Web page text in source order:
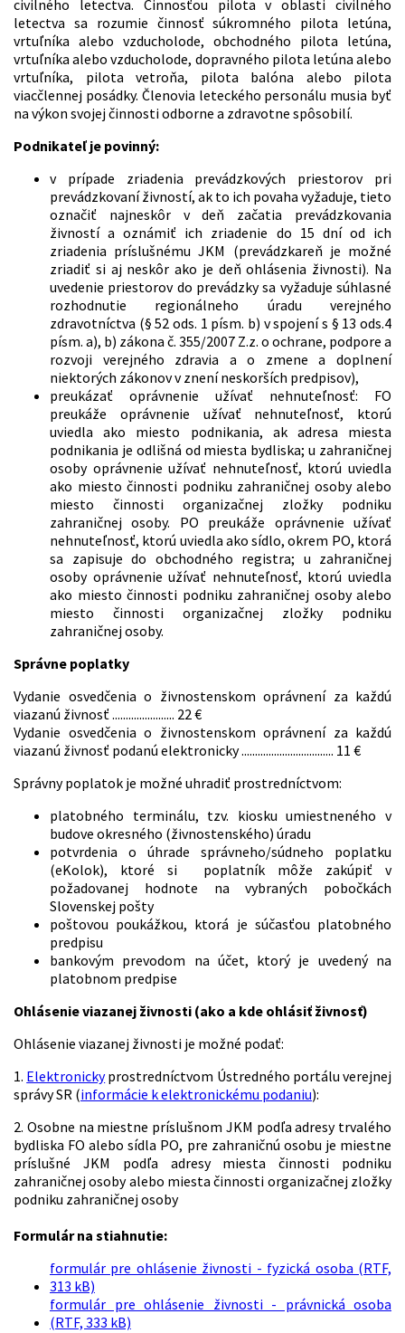
civilného letectva. Činnosťou pilota v oblasti civilného
letectva sa rozumie činnosť súkromného pilota letúna,
vrtuľníka alebo vzducholode, obchodného pilota letúna,
vrtuľníka alebo vzducholode, dopravného pilota letúna alebo
vrtuľníka, pilota vetroňa, pilota balóna alebo pilota
viacčlennej posádky. Členovia leteckého personálu musia byť
na výkon svojej činnosti odborne a zdravotne spôsobilí.
Podnikateľ je povinný:
v prípade zriadenia prevádzkových priestorov pri
prevádzkovaní živností, ak to ich povaha vyžaduje, tieto
označiť najneskôr v deň začatia prevádzkovania
živností a oznámiť ich zriadenie do 15 dní od ich
zriadenia príslušnému JKM (prevádzkareň je možné
zriadiť si aj neskôr ako je deň ohlásenia živnosti). Na
uvedenie priestorov do prevádzky sa vyžaduje súhlasné
rozhodnutie regionálneho úradu verejného
zdravotníctva (§ 52 ods. 1 písm. b) v spojení s § 13 ods.4
písm. a), b) zákona č. 355/2007 Z.z. o ochrane, podpore a
rozvoji verejného zdravia a o zmene a doplnení
niektorých zákonov v znení neskorších predpisov),
preukázať oprávnenie užívať nehnuteľnosť: FO
preukáže oprávnenie užívať nehnuteľnosť, ktorú
uviedla ako miesto podnikania, ak adresa miesta
podnikania je odlišná od miesta bydliska; u zahraničnej
osoby oprávnenie užívať nehnuteľnosť, ktorú uviedla
ako miesto činnosti podniku zahraničnej osoby alebo
miesto činnosti organizačnej zložky podniku
zahraničnej osoby. PO preukáže oprávnenie užívať
nehnuteľnosť, ktorú uviedla ako sídlo, okrem PO, ktorá
sa zapisuje do obchodného registra; u zahraničnej
osoby oprávnenie užívať nehnuteľnosť, ktorú uviedla
ako miesto činnosti podniku zahraničnej osoby alebo
miesto činnosti organizačnej zložky podniku
zahraničnej osoby.
Správne poplatky
Vydanie osvedčenia o živnostenskom oprávnení za každú
viazanú živnosť ....................... 22 €
Vydanie osvedčenia o živnostenskom oprávnení za každú
viazanú živnosť podanú elektronicky .................................. 11 €
Správny poplatok je možné uhradiť prostredníctvom:
platobného terminálu, tzv. kiosku umiestneného v
budove okresného (živnostenského) úradu
potvrdenia o úhrade správneho/súdneho poplatku
(eKolok), ktoré si poplatník môže zakúpiť v
požadovanej hodnote na vybraných pobočkách
Slovenskej pošty
poštovou poukážkou, ktorá je súčasťou platobného
predpisu
bankovým prevodom na účet, ktorý je uvedený na
platobnom predpise
Ohlásenie viazanej živnosti (ako a kde ohlásiť živnosť)
Ohlásenie viazanej živnosti je možné podať:
1. Elektronickyprostredníctvom Ústredného portálu verejnej
správy SR (informácie k elektronickému podaniu):
2. Osobne na miestne príslušnom JKM podľa adresy trvalého
bydliska FO alebo sídla PO, pre zahraničnú osobu je miestne
príslušné JKM podľa adresy miesta činnosti podniku
zahraničnej osoby alebo miesta činnosti organizačnej zložky
podniku zahraničnej osoby
Formulár na stiahnutie:
formulár pre ohlásenie živnosti - fyzická osoba (RTF,
313 kB)
formulár pre ohlásenie živnosti - právnická osoba
(RTF, 333 kB)